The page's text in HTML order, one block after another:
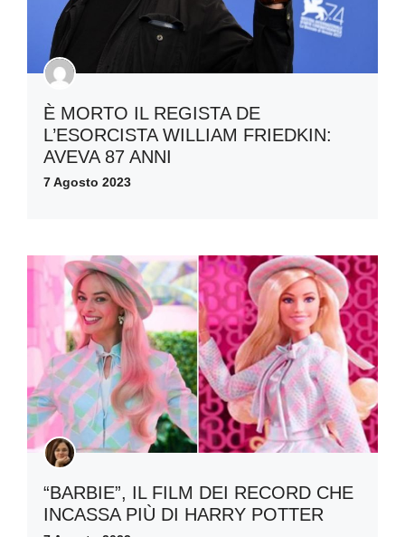
È MORTO IL REGISTA DE
L’ESORCISTA WILLIAM FRIEDKIN:
AVEVA 87 ANNI
7 Agosto 2023
“BARBIE”, IL FILM DEI RECORD CHE
INCASSA PIÙ DI HARRY POTTER